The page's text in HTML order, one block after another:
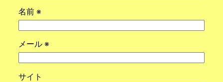
名前 ※
メール ※
サイト